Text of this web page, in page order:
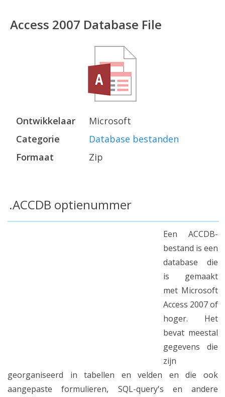
Access 2007 Database File
Ontwikkelaar
Microsoft
Categorie
Database bestanden
Formaat
Zip
.ACCDB optienummer
Een ACCDB-
bestand is een
database die
is gemaakt
met Microsoft
Access 2007 of
hoger. Het
bevat meestal
gegevens die
zijn
georganiseerd in tabellen en velden en die ook
aangepaste formulieren, SQL-query's en andere